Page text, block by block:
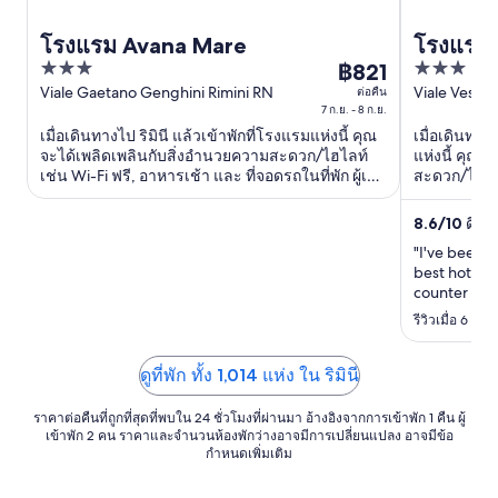
โรงแรม Avana Mare
3
out
5
Viale Gaetano Genghini Rimini RN
ราคา
฿821
ต่อ
คืน
เข้า
พัก
฿821
ต่อคืน
7 ก.ย. - 8 ก.ย.
เมื่อเดินทางไป ริมินี แล้วเข้าพักที่โรงแรมแห่งนี้ คุณ
จะได้เพลิดเพลินกับสิ่งอำนวยความสะดวก/ไฮไลท์
เช่น Wi-Fi ฟรี, อาหารเช้า และ ที่จอดรถในที่พัก ผู้เข้า
พักที่จองกับเรารีวิวว่าชอบพนักงานเป็นพิเศษ ...
โรงแรม
3
out
5
Viale
เมื่อเดินทา
แห่งนี้ คุณจ
สะดวก/ไฮไ
และ ดาดฟ้า
พนักงานเป็
8.6/10 ดีเลิ
"I've been
best hotels
counter
everything
รีวิวเมื่อ 6 ส.ค
ดูที่พัก ทั้ง 1,014 แห่ง ใน ริมินี
ราคาต่อคืนที่ถูกที่สุดที่พบใน 24 ชั่วโมงที่ผ่านมา อ้างอิงจากการเข้าพัก 1 คืน ผู้
เข้าพัก 2 คน ราคาและจำนวนห้องพักว่างอาจมีการเปลี่ยนแปลง อาจมีข้อ
กำหนดเพิ่มเติม